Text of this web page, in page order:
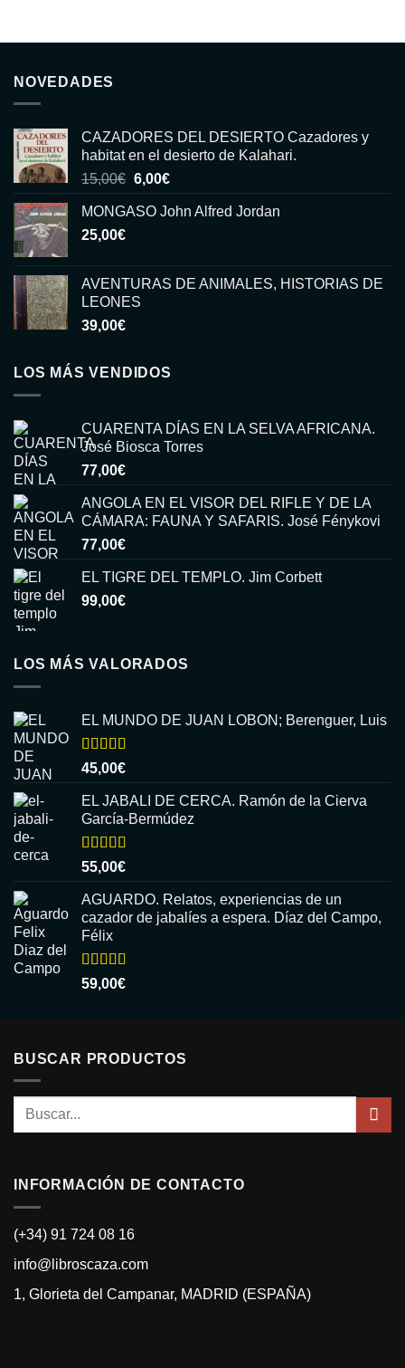
NOVEDADES
CAZADORES DEL DESIERTO Cazadores y
habitat en el desierto de Kalahari.
15,00€ El
original
6,00€El
actual
MONGASO John Alfred Jordan
25,00€
AVENTURAS DE ANIMALES, HISTORIAS DE
LEONES
39,00€
LOS MÁS VENDIDOS
CUARENTA DÍAS EN LA SELVA AFRICANA.
José Biosca Torres
77,00€
ANGOLA EN EL VISOR DEL RIFLE Y DE LA
CÁMARA: FAUNA Y SAFARIS. José Fénykovi
77,00€
EL TIGRE DEL TEMPLO. Jim Corbett
99,00€
LOS MÁS VALORADOS
EL MUNDO DE JUAN LOBON; Berenguer, Luis
Valorado
con
5
45,00€
EL JABALI DE CERCA. Ramón de la Cierva
García-Bermúdez
Valorado
con
5
55,00€
AGUARDO. Relatos, experiencias de un
cazador de jabalíes a espera. Díaz del Campo,
Félix
Valorado
con
59,00€
BUSCAR PRODUCTOS
Buscar
INFORMACIÓN DE CONTACTO
(+34) 91 724 08 16
info@libroscaza.com
1, Glorieta del Campanar, MADRID (ESPAÑA)